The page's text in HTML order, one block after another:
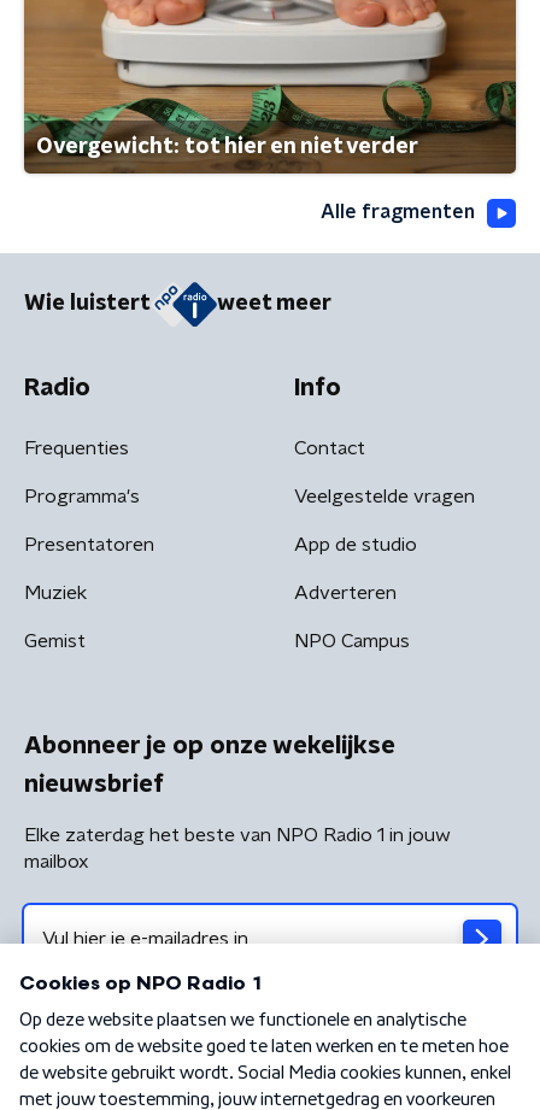
Overgewicht: tot hier en niet verder
Alle fragmenten
Wie luistert weet meer
Radio
Frequenties
Programma's
Presentatoren
Muziek
Gemist
Info
Contact
Veelgestelde vragen
App de studio
Adverteren
NPO Campus
Abonneer je op onze wekelijkse
nieuwsbrief
Elke zaterdag het beste van NPO Radio 1 in jouw
mailbox
Algemene voorwaarden